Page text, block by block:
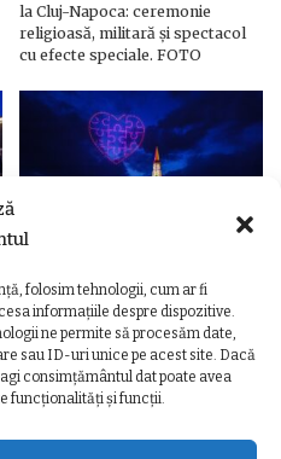
folosim tehnologii, cum ar fi
informațiile despre dispozitive.
ne permite să procesăm date,
sau ID-uri unice pe acest site. Dacă
consimțământul dat poate avea
funcționalități și funcții.
la Cluj-Napoca: ceremonie
religioasă, militară și spectacol
cu efecte speciale. FOTO
Ziua Unirii la Cluj-Napoca.
Programul complet al
evenimentelor